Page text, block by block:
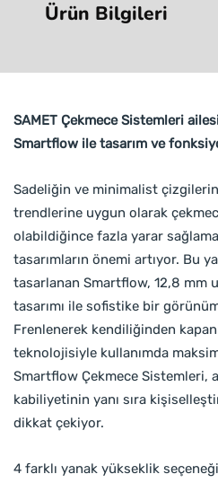
Ürün Bilgileri
SAMET Çekmece Sistemleri
Smartflow ile tasarım ve
Sadeliğin ve minimalist
trendlerine uygun olarak
olabildiğince fazla yarar
tasarımların önemi artıyor. Bu
tasarlanan Smartflow, 12,8 mm
tasarımı ile sofistike bir
Frenlenerek kendiliğinden
teknolojisiyle kullanımda
Smartflow Çekmece Sistemleri,
kabiliyetinin yanı sıra
dikkat çekiyor.
4 farklı yanak yükseklik